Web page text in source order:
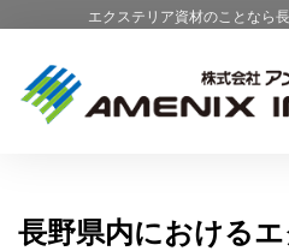
エクステリア資材のことなら
長野県内における